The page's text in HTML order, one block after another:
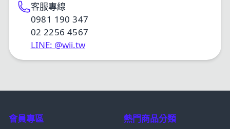
客服專線
0981 190 347
02 2256 4567
LINE: @wii.tw
會員專區 熱門商品分類